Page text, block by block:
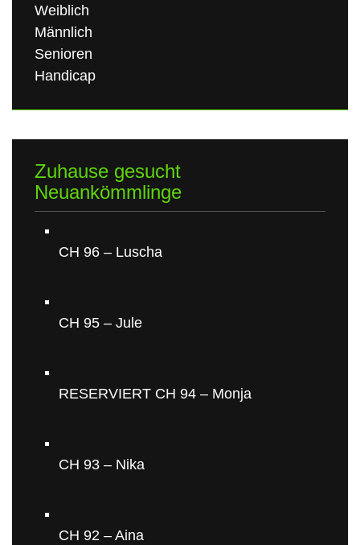
Weiblich
Männlich
Senioren
Handicap
Zuhause gesucht
Neuankömmlinge
CH 96 – Luscha
CH 95 – Jule
RESERVIERT CH 94 – Monja
CH 93 – Nika
CH 92 – Aina